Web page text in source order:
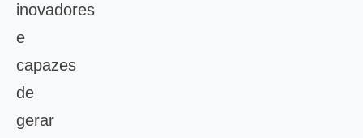
inovadores
e
capazes
de
gerar